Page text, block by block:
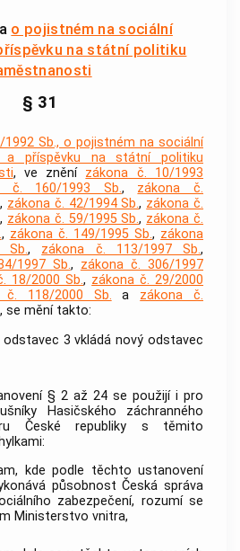
o pojistném na sociální
na státní politiku
§ 31
1992 Sb., o pojistném na sociální
a příspěvku na státní politiku
, ve znění zákona č. 10/1993
č. 160/1993 Sb., zákona č.
, zákona č. 42/1994 Sb., zákona č.
, zákona č. 59/1995 Sb., zákona č.
, zákona č. 149/1995 Sb., zákona
Sb., zákona č. 113/1997 Sb.,
1997 Sb., zákona č. 306/1997
18/2000 Sb., zákona č. 29/2000
č. 118/2000 Sb. a zákona č.
, se mění takto:
3 vkládá nový odstavec
§ 2 až 24 se použijí i pro
Hasičského záchranného
České republiky s těmito
kde podle těchto ustanovení
působnost Česká správa
zabezpečení, rozumí se
Ministerstvo vnitra,